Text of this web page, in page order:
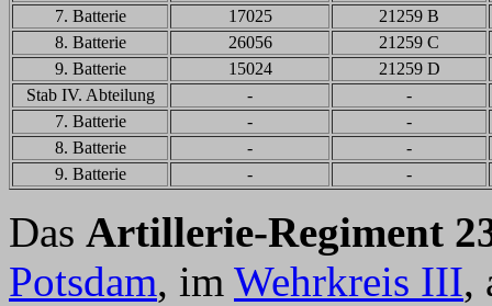
7. Batterie
17025
21259 B
8. Batterie
26056
21259 C
9. Batterie
15024
21259 D
Stab IV. Abteilung
-
-
7. Batterie
-
-
8. Batterie
-
-
9. Batterie
- -
Das Artillerie-Regiment
Potsdam, im Wehrkreis III,